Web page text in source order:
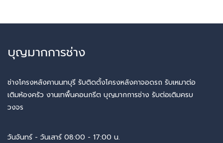
บุญมากการช่าง
ช่างโครงหลังคานนทบุรี รับติดตั้งโครงหลังคาจอดรถ รับเหมาต่อ
เติมห้องครัว งานเทพื้นคอนกรีต บุญมากการช่าง รับต่อเติมครบ
วงจร
วันจันทร์ - วันเสาร์ 08:00 - 17:00 น.